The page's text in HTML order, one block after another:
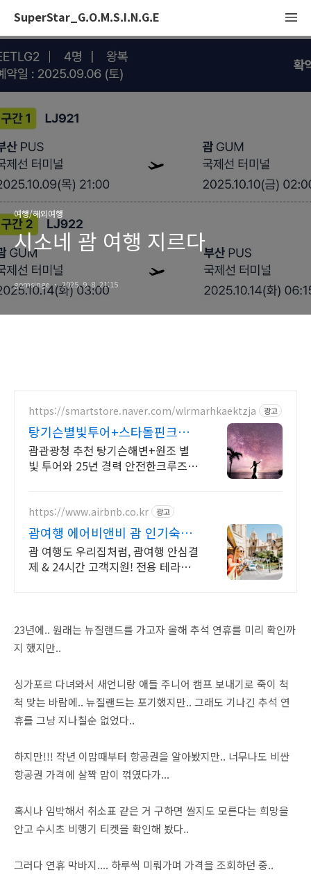
SuperStar_G.O.M.S.I.N.G.E
여행/해외여행
시소네 괌 여행 지르다
gomsinge 2025. 9. 8. 21:15
https://smartstore.naver.com/wlrmarhkaektzja 광고
탕기슨별빛투어+스타돌핀크루
즈 패키지 특가 상품/ 완납
괌관광청 추천 탕기슨해변+원조 별
빛 투어와 25년 경력 안전한크루즈가
https://www.airbnb.co.kr 광고
괌여행 에어비앤비 괌 인기숙소
둘러보기
괌 여행도 우리집처럼, 괌여행 안심결
제 & 24시간 고객지원! 전용 테라스
23년에.. 원래는 뉴질랜드를 가고자 올해 추석 연휴를 미리 확인까
지 했지만..
싱가포르 다녀와서 새언니랑 애들 주니어 캠프 보내기로 죽이 척
척 맞는 바람에.. 뉴질랜드는 포기했지만.. 그래도 기나긴 추석 연
휴를 그냥 지나칠순 없었다..
하지만!!! 작년 이맘때부터 항공권을 알아봤지만.. 너무나도 비싼
항공권 가격에 살짝 맘이 꺾였다가...
혹시나 임박해서 취소표 같은 거 구하면 쌀지도 모른다는 희망을
안고 수시초 비행기 티켓을 확인해 봤다..
그러다 연휴 막바지.... 하루씩 미뤄가며 가격을 조회하던 중..